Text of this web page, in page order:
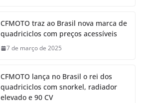
CFMOTO traz ao Brasil nova marca de
quadriciclos com preços acessíveis
7 de março de 2025
CFMOTO lança no Brasil o rei dos
quadriciclos com snorkel, radiador
elevado e 90 CV